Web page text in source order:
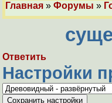
Главная » Форумы »
Ответить
Настройки